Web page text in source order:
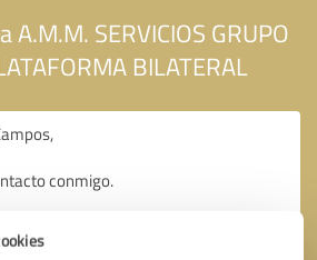
SERVICIOS GRUPO
BILATERAL